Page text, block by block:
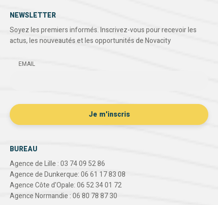
NEWSLETTER
Soyez les premiers informés. Inscrivez-vous pour recevoir les
actus, les nouveautés et les opportunités de Novacity
EMAIL
BUREAU
Agence de Lille : 03 74 09 52 86
Agence de Dunkerque: 06 61 17 83 08
Agence Côte d'Opale: 06 52 34 01 72
Agence Normandie : 06 80 78 87 30